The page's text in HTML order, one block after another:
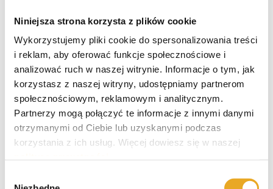
Niniejsza strona korzysta z plików cookie
Wykorzystujemy pliki cookie do spersonalizowania treści
i reklam, aby oferować funkcje społecznościowe i
analizować ruch w naszej witrynie. Informacje o tym, jak
korzystasz z naszej witryny, udostępniamy partnerom
społecznościowym, reklamowym i analitycznym.
Partnerzy mogą połączyć te informacje z innymi danymi
otrzymanymi od Ciebie lub uzyskanymi podczas
korzystania z ich usług. Więcej dowiesz się w naszej
Ile kosztuje złożenie pozwu?
Koszt, jaki musi ponieść dłużnik w związku z
wniesieniem pozwu o pozbawienie tytułu
wykonawczego wykonalności, jest uzależniony
od wartości przedmiotu sporu. Jeżeli wartość
przedmiotu sporu nie przekracza 20.000 zł,
pozew podlega stałym opłatom – „widełki”
określające ich wysokość, można znaleźć w
przepisach ustawy o kosztach sądowych w